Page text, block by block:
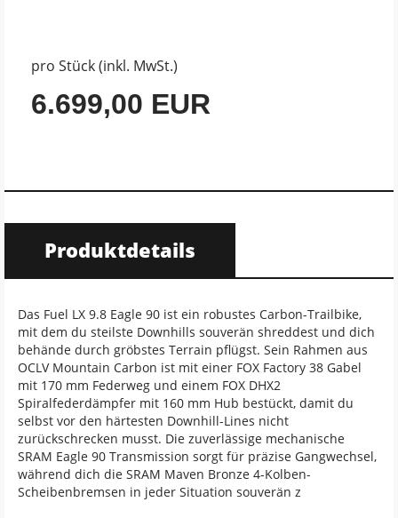
pro Stück (inkl. MwSt.)
6.699,00 EUR
Produktdetails
Das Fuel LX 9.8 Eagle 90 ist ein robustes Carbon-Trailbike,
mit dem du steilste Downhills souverän shreddest und dich
behände durch gröbstes Terrain pflügst. Sein Rahmen aus
OCLV Mountain Carbon ist mit einer FOX Factory 38 Gabel
mit 170 mm Federweg und einem FOX DHX2
Spiralfederdämpfer mit 160 mm Hub bestückt, damit du
selbst vor den härtesten Downhill-Lines nicht
zurückschrecken musst. Die zuverlässige mechanische
SRAM Eagle 90 Transmission sorgt für präzise Gangwechsel,
während dich die SRAM Maven Bronze 4-Kolben-
Scheibenbremsen in jeder Situation souverän z